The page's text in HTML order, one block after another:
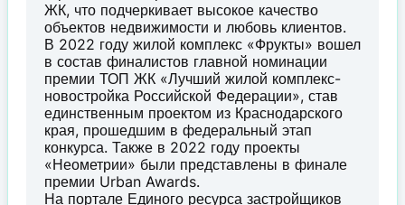
ЖК, что подчеркивает высокое качество
объектов недвижимости и любовь клиентов.
В 2022 году жилой комплекс «Фрукты» вошел
в состав финалистов главной номинации
премии ТОП ЖК «Лучший жилой комплекс-
новостройка Российской Федерации», став
единственным проектом из Краснодарского
края, прошедшим в федеральный этап
конкурса. Также в 2022 году проекты
«Неометрии» были представлены в финале
премии Urban Awards.
На портале Единого ресурса застройщиков